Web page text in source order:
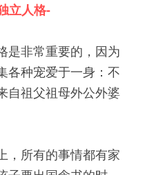
立人格-
是非常重要的，因为
各种宠爱于一身：不
自祖父祖母外公外婆
，所有的事情都有家